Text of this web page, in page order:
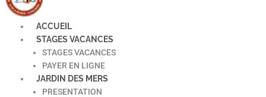
ACCUEIL
STAGES VACANCES
STAGES VACANCES
PAYER EN LIGNE
JARDIN DES MERS
PRESENTATION